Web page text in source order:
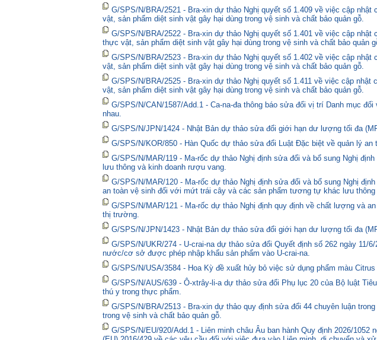
G/SPS/N/BRA/2521 - Bra-xin dự thảo Nghị quyết số 1.409 về việc cập
vật, sản phẩm diệt sinh vật gây hại dùng trong vệ sinh và chất bảo quản gỗ.
G/SPS/N/BRA/2522 - Bra-xin dự thảo Nghị quyết số 1.401 về việc cập
thực vật, sản phẩm diệt sinh vật gây hại dùng trong vệ sinh và chất bảo quản
G/SPS/N/BRA/2523 - Bra-xin dự thảo Nghị quyết số 1.402 về việc cập
vật, sản phẩm diệt sinh vật gây hại dùng trong vệ sinh và chất bảo quản gỗ.
G/SPS/N/BRA/2525 - Bra-xin dự thảo Nghị quyết số 1.411 về việc cập
vật, sản phẩm diệt sinh vật gây hại dùng trong vệ sinh và chất bảo quản gỗ.
G/SPS/N/CAN/1587/Add.1 - Ca-na-đa thông báo sửa đổi vị trí Danh mục
nhau.
G/SPS/N/JPN/1424 - Nhật Bản dự thảo sửa đổi giới hạn dư lượng tối đa
G/SPS/N/KOR/850 - Hàn Quốc dự thảo sửa đổi Luật Đặc biệt về quản lý an
G/SPS/N/MAR/119 - Ma-rốc dự thảo Nghị định sửa đổi và bổ sung Nghị
lưu thông và kinh doanh rượu vang.
G/SPS/N/MAR/120 - Ma-rốc dự thảo Nghị định sửa đổi và bổ sung Nghị
an toàn vệ sinh đối với mứt trái cây và các sản phẩm tương tự khác lưu
G/SPS/N/MAR/121 - Ma-rốc dự thảo Nghị định quy định về chất lượng và
thị trường.
G/SPS/N/JPN/1423 - Nhật Bản dự thảo sửa đổi giới hạn dư lượng tối đa
G/SPS/N/UKR/274 - U-crai-na dự thảo sửa đổi Quyết định số 262 ngày
nước/cơ sở được phép nhập khẩu sản phẩm vào U-crai-na.
G/SPS/N/USA/3584 - Hoa Kỳ đề xuất hủy bỏ việc sử dụng phẩm màu
G/SPS/N/AUS/639 - Ô-xtrây-li-a dự thảo sửa đổi Phụ lục 20 của Bộ luật
thú y trong thực phẩm.
G/SPS/N/BRA/2513 - Bra-xin dự thảo quy định sửa đổi 44 chuyên luận
trong vệ sinh và chất bảo quản gỗ.
G/SPS/N/EU/920/Add.1 - Liên minh châu Âu ban hành Quy định 2026/